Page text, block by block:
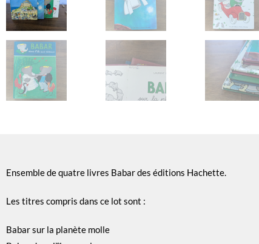
Ensemble de quatre livres Babar des éditions Hachette.
Les titres compris dans ce lot sont :
Babar sur la planète molle